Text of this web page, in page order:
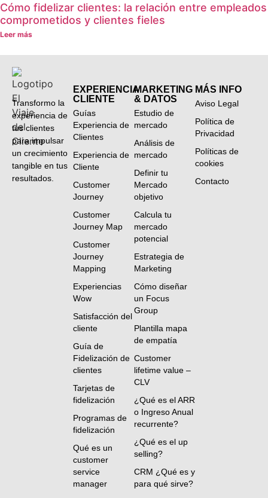
Cómo fidelizar clientes: la relación entre empleados
comprometidos y clientes fieles
Leer más
Transformo la
experiencia de
tus clientes
para impulsar
un crecimiento
tangible en tus
resultados.
EXPERIENCIA
CLIENTE
Guías
Experiencia de
Clientes
Experiencia de
Cliente
Customer
Journey
Customer
Journey Map
Customer
Journey
Mapping
Experiencias
Wow
Satisfacción del
cliente
Guía de
Fidelización de
clientes
Tarjetas de
fidelización
Programas de
fidelización
Qué es un
customer
service
manager
MARKETING
& DATOS
Estudio de
mercado
Análisis de
mercado
Definir tu
Mercado
objetivo
Calcula tu
mercado
potencial
Estrategia de
Marketing
Cómo diseñar
un Focus
Group
Plantilla mapa
de empatía
Customer
lifetime value –
CLV
¿Qué es el ARR
o Ingreso Anual
recurrente?
¿Qué es el up
selling?
CRM ¿Qué es y
para qué sirve?
MÁS INFO
Aviso Legal
Política de
Privacidad
Políticas de
cookies
Contacto